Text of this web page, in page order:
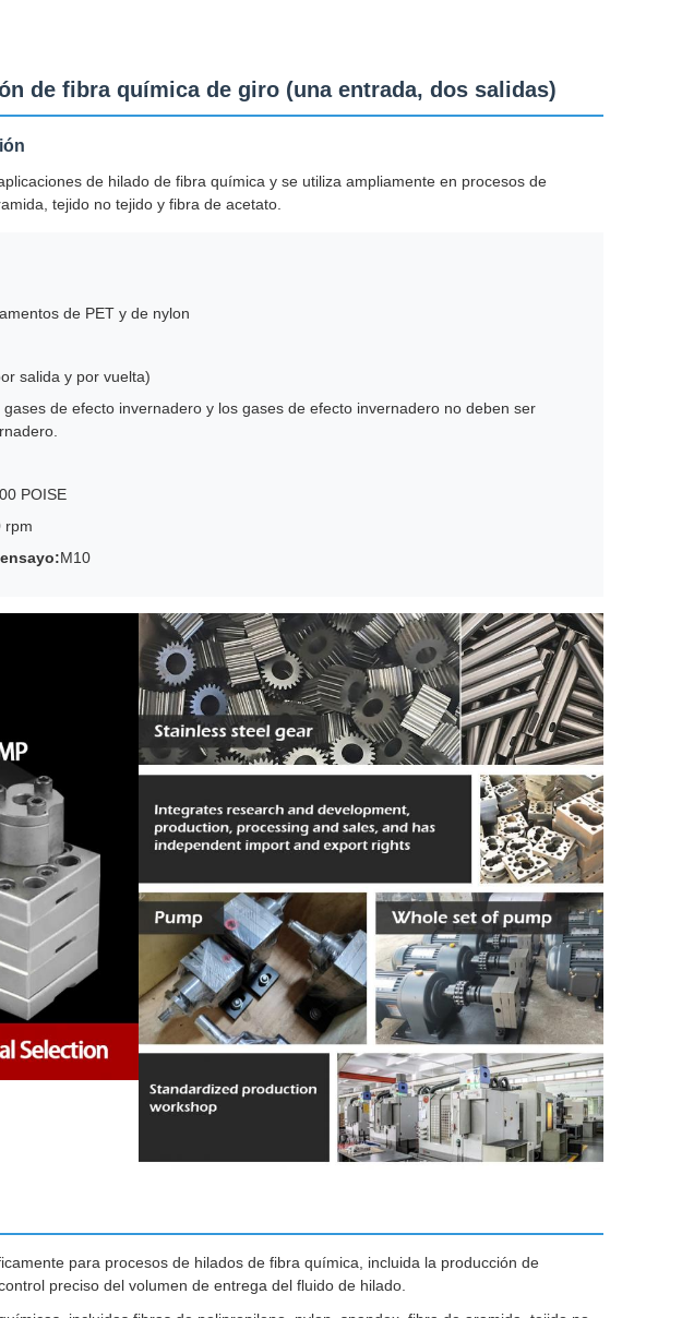
de fibra química de giro (una entrada, dos salidas)
de hilado de fibra química y se utiliza ampliamente en procesos de
tejido no tejido y fibra de acetato.
de PET y de nylon
salida y por vuelta)
gases de efecto invernadero y los gases de efecto invernadero no deben ser
POISE
rpm
M10
para procesos de hilados de fibra química, incluida la producción de
preciso del volumen de entrega del fluido de hilado.